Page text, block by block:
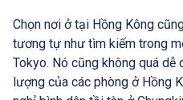
Chọn nơi ở tại Hồng Kông
tương tự như tìm kiếm trong
Tokyo. Nó cũng không quá dễ
lượng của các phòng ở Hồng